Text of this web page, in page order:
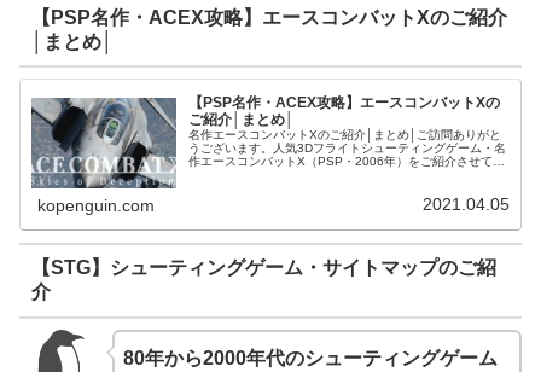
【PSP名作・ACEX攻略】エースコンバットXのご紹介
│まとめ│
【PSP名作・ACEX攻略】エースコンバットXの
ご紹介│まとめ│
名作エースコンバットXのご紹介│まとめ│ご訪問ありがと
うございます。人気3Dフライトシューティングゲーム・名
作エースコンバットX（PSP・2006年）をご紹介させて頂
kopenguin.com 2021.04.05
【STG】シューティングゲーム・サイトマップのご紹
介
80年から2000年代のシューティングゲーム